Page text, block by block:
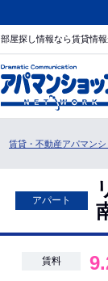
部屋探し情報なら賃貸情
賃貸・不動産アパマン
アパート
賃料